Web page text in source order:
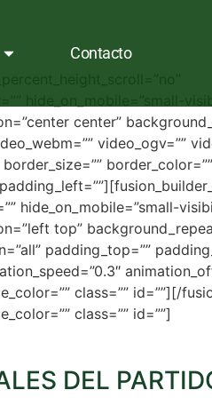
Contacto
hide_on_mobile=”small-
center”
video_ogv=””
hide_on_mobile=”small-
top”
padding_top=””
class=”” id=””][/
class=”” id=””]
DEL